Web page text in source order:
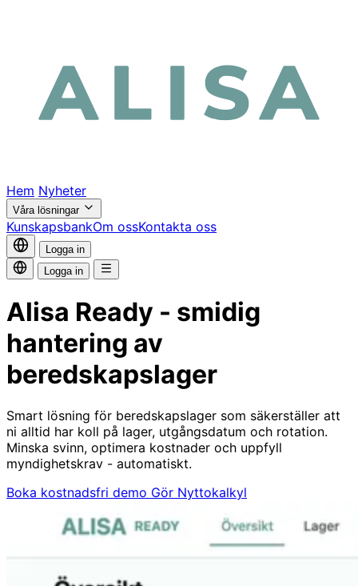
Hem Nyheter
Våra lösningar
KunskapsbankOm ossKontakta oss
Logga in
Logga in
Alisa Ready - smidig
hantering av
beredskapslager
Smart lösning för beredskapslager som säkerställer att
ni alltid har koll på lager, utgångsdatum och rotation.
Minska svinn, optimera kostnader och uppfyll
myndighetskrav - automatiskt.
Boka kostnadsfri demo Gör Nyttokalkyl